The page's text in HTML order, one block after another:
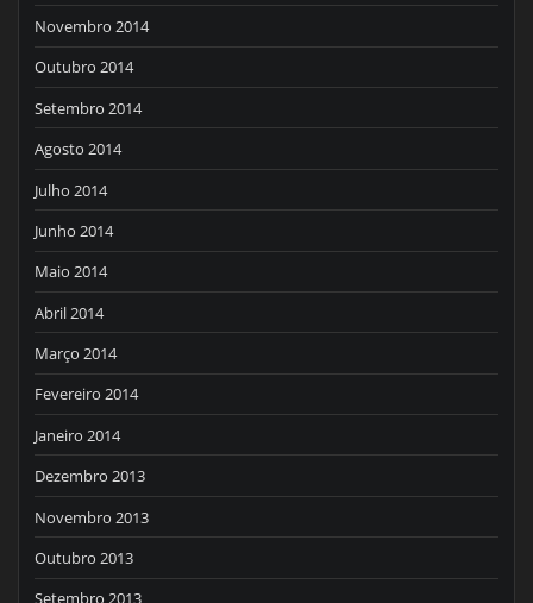
Novembro 2014
Outubro 2014
Setembro 2014
Agosto 2014
Julho 2014
Junho 2014
Maio 2014
Abril 2014
Março 2014
Fevereiro 2014
Janeiro 2014
Dezembro 2013
Novembro 2013
Outubro 2013
Setembro 2013